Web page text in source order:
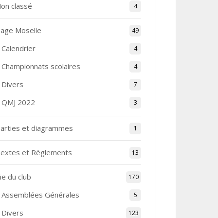
classé 4
Moselle 49
Calendrier 4
Championnats scolaires 4
Divers 7
QMJ 2022 3
et diagrammes 1
et Règlements 13
du club 170
Assemblées Générales 5
Divers 123